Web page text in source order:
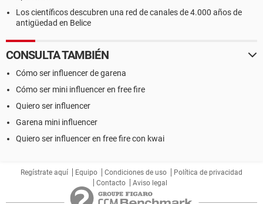
Los científicos descubren una red de canales de 4.000 años de
antigüedad en Belice
CONSULTA TAMBIÉN
Cómo ser influencer de garena
Cómo ser mini influencer en free fire
Quiero ser influencer
Garena mini influencer
Quiero ser influencer en free fire con kwai
Regístrate aquí Equipo Condiciones de uso
Política de privacidad
Contacto
Aviso legal